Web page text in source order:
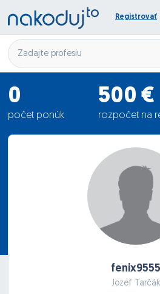
Registrovať
0
počet ponúk
500 €
rozpočet na
0 €
fenix9555
Jozef Tarčák